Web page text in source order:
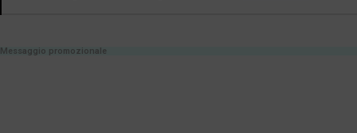
Messaggio promozionale